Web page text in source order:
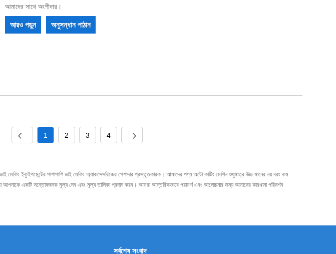
আমাদের সাথে অংশীদার।
আরও পড়ুন অনুসন্ধান পাঠান
1 2 3 4
মেকিং ইকুইপমেন্টের পাশাপাশি ডাই মেকিং অ্যাকসেসরিজের পেশাদার প্রস্তুতকারক। আমাদের পণ্য অটো কাটিং মেশিন শুধুমাত্র উচ্চ মানের নয় বরং কম
একটি সন্তোষজনক মূল্য দেব এবং মূল্য তালিকা প্রদান করব। আমরা আন্তরিকভাবে পরামর্শ এবং আলোচনার জন্য আমাদের কারখানা পরিদর্শন
সর্বশেষ সংবাদ